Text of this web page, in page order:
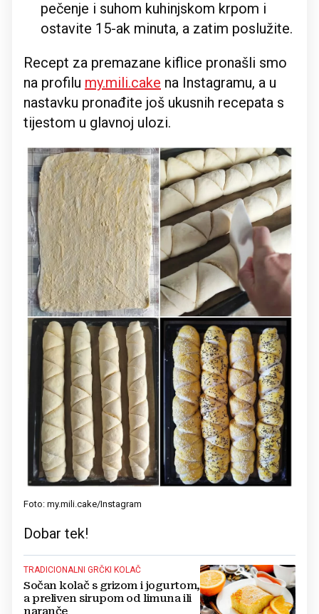
pečenje i suhom kuhinjskom krpom i
ostavite 15-ak minuta, a zatim poslužite.
Recept za premazane kiflice pronašli smo
na profilu my.mili.cake na Instagramu, a u
nastavku pronađite još ukusnih recepata s
tijestom u glavnoj ulozi.
Foto: my.mili.cake/Instagram
Dobar tek!
TRADICIONALNI GRČKI KOLAČ
Sočan kolač s grizom i jogurtom,
a preliven sirupom od limuna ili
naranče